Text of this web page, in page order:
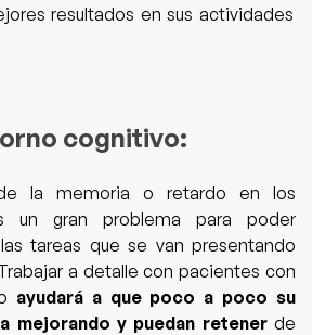
resultados en sus actividades
cognitivo:
la memoria o retardo en los
un gran problema para poder
tareas que se van presentando
a detalle con pacientes con
ayudará a que poco a poco su
mejorando y puedan retenerde